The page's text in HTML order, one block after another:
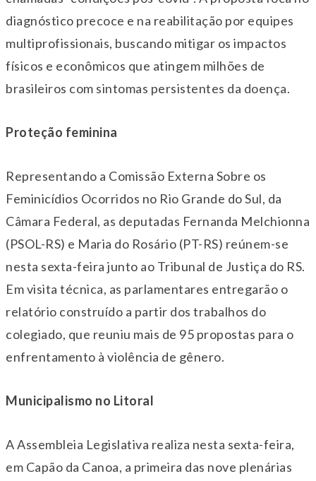
diagnóstico precoce e na reabilitação por equipes
multiprofissionais, buscando mitigar os impactos
físicos e econômicos que atingem milhões de
brasileiros com sintomas persistentes da doença.
Proteção feminina
Representando a Comissão Externa Sobre os
Feminicídios Ocorridos no Rio Grande do Sul, da
Câmara Federal, as deputadas Fernanda Melchionna
(PSOL-RS) e Maria do Rosário (PT-RS) reúnem-se
nesta sexta-feira junto ao Tribunal de Justiça do RS.
Em visita técnica, as parlamentares entregarão o
relatório construído a partir dos trabalhos do
colegiado, que reuniu mais de 95 propostas para o
enfrentamento à violência de gênero.
Municipalismo no Litoral
A Assembleia Legislativa realiza nesta sexta-feira,
em Capão da Canoa, a primeira das nove plenárias